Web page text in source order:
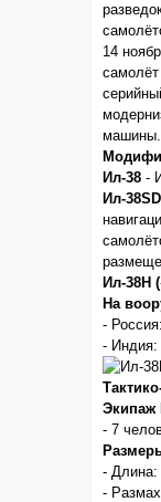
14
машины.
Ил-38 -
Ил-38SD
Ил-38Н
На
-
- Индия:
Экипаж
- 7
- Длина:
-